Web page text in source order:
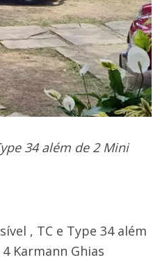
34 além de 2 Mini
, TC e Type 34 além
Karmann Ghias